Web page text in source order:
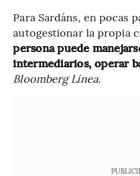
Para Sardáns, en pocas
autogestionar la propia
persona puede
intermediarios, operar
Bloomberg Línea.